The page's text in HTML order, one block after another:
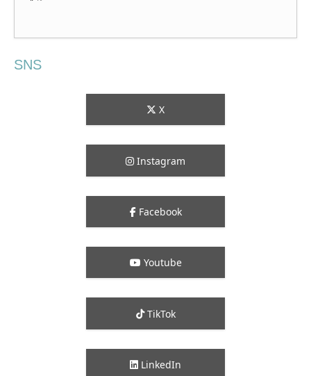
SNS
X
Instagram
Facebook
Youtube
TikTok
LinkedIn